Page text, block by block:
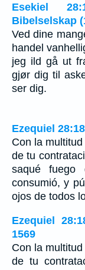
Esekiel
Bibelselskap
Ved dine
handel
jeg ild gå ut
gjør dig til
ser dig.
Ezequiel
Con la
de tu
saqué
consumió, y
ojos de todos
Ezequiel
1569
Con la
de tu